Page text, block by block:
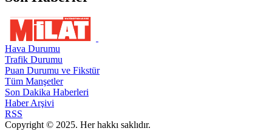
Hava Durumu
Trafik Durumu
Puan Durumu ve Fikstür
Tüm Manşetler
Son Dakika Haberleri
Haber Arşivi
RSS
Copyright © 2025. Her hakkı saklıdır.